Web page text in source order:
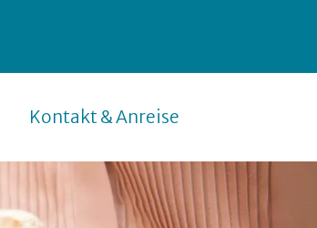
Kontakt & Anreise